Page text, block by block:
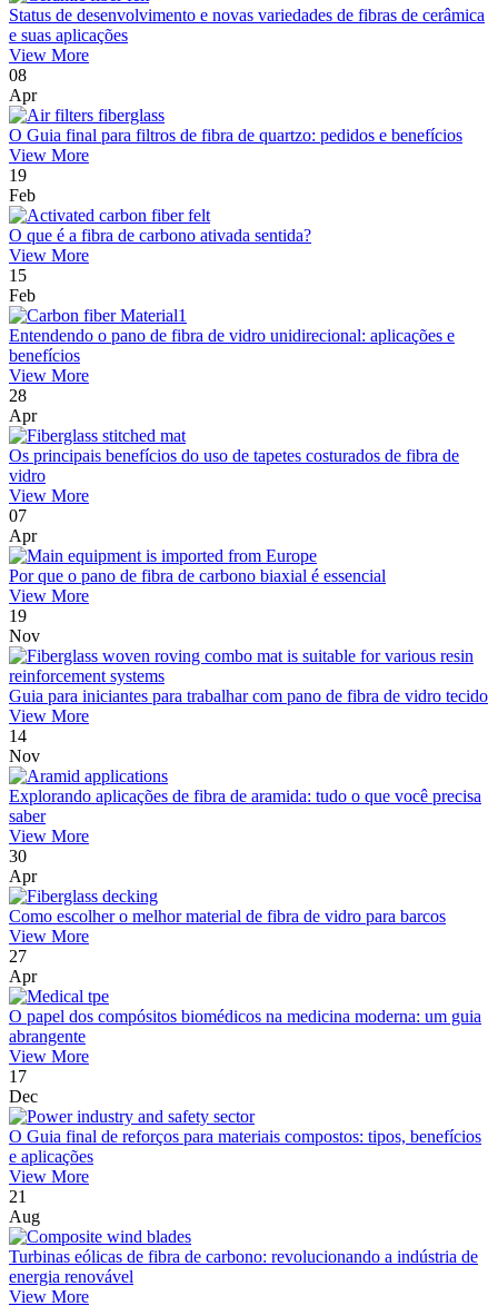
Status de desenvolvimento e novas variedades de fibras de cerâmica
e suas aplicações
View More
08
Apr
O Guia final para filtros de fibra de quartzo: pedidos e benefícios
View More
19
Feb
O que é a fibra de carbono ativada sentida?
View More
15
Feb
Entendendo o pano de fibra de vidro unidirecional: aplicações e
benefícios
View More
28
Apr
Os principais benefícios do uso de tapetes costurados de fibra de
vidro
View More
07
Apr
Por que o pano de fibra de carbono biaxial é essencial
View More
19
Nov
Guia para iniciantes para trabalhar com pano de fibra de vidro tecido
View More
14
Nov
Explorando aplicações de fibra de aramida: tudo o que você precisa
saber
View More
30
Apr
Como escolher o melhor material de fibra de vidro para barcos
View More
27
Apr
O papel dos compósitos biomédicos na medicina moderna: um guia
abrangente
View More
17
Dec
O Guia final de reforços para materiais compostos: tipos, benefícios
e aplicações
View More
21
Aug
Turbinas eólicas de fibra de carbono: revolucionando a indústria de
energia renovável
View More